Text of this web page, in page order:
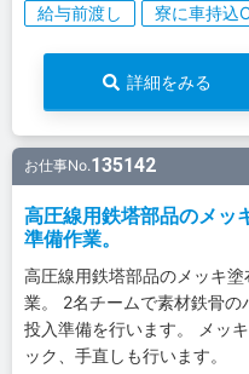
給与前渡し
寮に車持込
詳細をみる
お仕事No.135142
高圧線用鉄塔部品のメッ
準備作業。
高圧線用鉄塔部品のメッキ
業。 2名チームで素材鉄骨
投入準備を行います。 メッ
ック、手直しも行います。